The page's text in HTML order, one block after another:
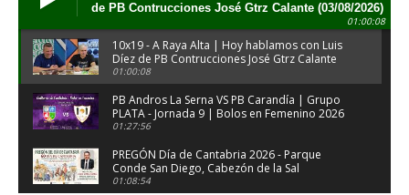
de PB Contrucciones José Gtrz Calante (03/08/2026)
01:00:08
10x19 - A Raya Alta | Hoy hablamos con Luis
Díez de PB Contrucciones José Gtrz Calante
(03/08/2026)
01:00:08
PB Andros La Serna VS PB Carandía | Grupo
PLATA - Jornada 9 | Bolos en Femenino 2026
01:27:56
PREGÓN Día de Cantabria 2026 - Parque
Conde San Diego, Cabezón de la Sal
(31/07/2026)
01:08:54